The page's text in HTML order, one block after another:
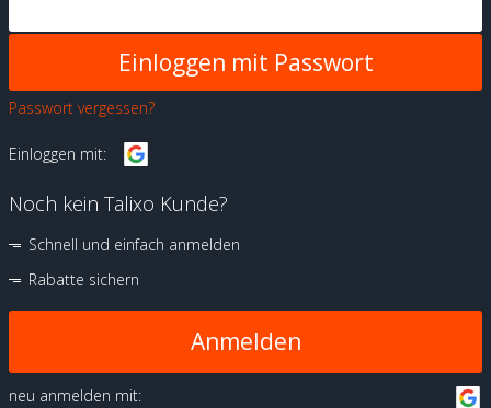
Passwort vergessen?
Einloggen mit:
Noch kein Talixo Kunde?
Schnell und einfach anmelden
Rabatte sichern
Anmelden
neu anmelden mit: